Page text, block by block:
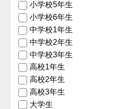
小学校5年生
小学校6年生
中学校1年生
中学校2年生
中学校3年生
高校1年生
高校2年生
高校3年生
大学生